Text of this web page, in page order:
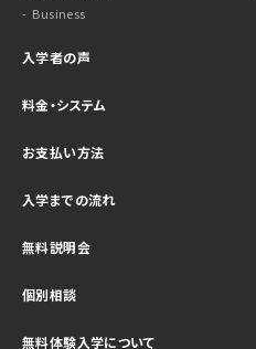
Business
入学者の声
料金・システム
お支払い方法
入学までの流れ
無料説明会
個別相談
無料体験入学について